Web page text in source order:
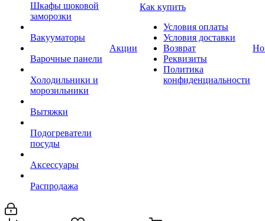
Шкафы шоковой
заморозки
Вакууматоры
Варочные панели
Холодильники и
морозильники
Вытяжки
Подогреватели
посуды
Аксессуары
Распродажа
Акции
Как купить
Условия оплаты
Условия доставки
Возврат
Реквизиты
Политика
конфиденциальности